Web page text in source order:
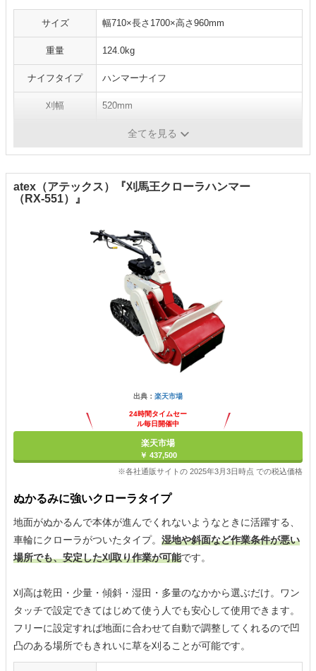
サイズ 幅710×長さ1700×高さ960mm
重量 124.0kg
ナイフタイプ ハンマーナイフ
刈幅 520mm
20～80mm全てを見る
atex（アテックス）『刈馬王クローラハンマー
（RX-551）』
出典： 楽天市場
24時間タイムセー
ル毎日開催中
楽天市場
￥ 437,500
※各社通販サイトの 2025年3月3日時点 での税込価格
ぬかるみに強いクローラタイプ
地面がぬかるんで本体が進んでくれないようなときに活躍する、
車輪にクローラがついたタイプ。 湿地や斜面など作業条件が悪い
場所でも、安定した刈取り作業が可能です。
刈高は乾田・少量・傾斜・湿田・多量のなかから選ぶだけ。ワン
タッチで設定できてはじめて使う人でも安心して使用できます。
フリーに設定すれば地面に合わせて自動で調整してくれるので凹
凸のある場所でもきれいに草を刈ることが可能です。